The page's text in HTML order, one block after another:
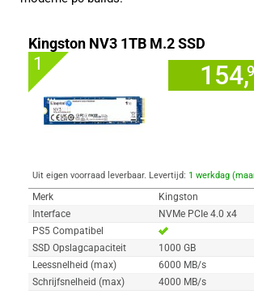
Kingston NV3 1TB M.2 SSD
1 154,
Uit eigen voorraad leverbaar. Levertijd: 1 werkdag
Merk
Kingston
Interface
NVMe PCIe 4.0 x4
PS5 Compatibel
SSD Opslagcapaciteit
1000 GB
Leessnelheid (max)
6000 MB/s
Schrijfsnelheid (max)
4000 MB/s